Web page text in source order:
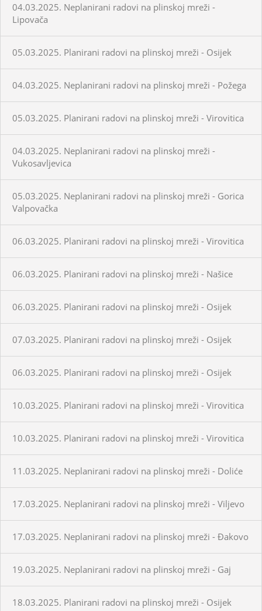
04.03.2025. Neplanirani radovi na plinskoj mreži -
Lipovača
05.03.2025. Planirani radovi na plinskoj mreži - Osijek
04.03.2025. Neplanirani radovi na plinskoj mreži - Požega
05.03.2025. Planirani radovi na plinskoj mreži - Virovitica
04.03.2025. Neplanirani radovi na plinskoj mreži -
Vukosavljevica
05.03.2025. Neplanirani radovi na plinskoj mreži - Gorica
Valpovačka
06.03.2025. Planirani radovi na plinskoj mreži - Virovitica
06.03.2025. Planirani radovi na plinskoj mreži - Našice
06.03.2025. Planirani radovi na plinskoj mreži - Osijek
07.03.2025. Planirani radovi na plinskoj mreži - Osijek
06.03.2025. Planirani radovi na plinskoj mreži - Osijek
10.03.2025. Planirani radovi na plinskoj mreži - Virovitica
10.03.2025. Planirani radovi na plinskoj mreži - Virovitica
11.03.2025. Neplanirani radovi na plinskoj mreži - Doliće
17.03.2025. Neplanirani radovi na plinskoj mreži - Viljevo
17.03.2025. Neplanirani radovi na plinskoj mreži - Đakovo
19.03.2025. Neplanirani radovi na plinskoj mreži - Gaj
18.03.2025. Planirani radovi na plinskoj mreži - Osijek